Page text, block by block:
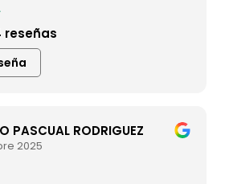
reseñas
PASCUAL RODRIGUEZ
2025